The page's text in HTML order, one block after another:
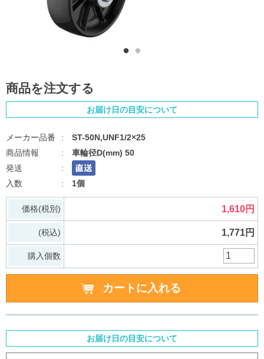
商品を注文する
お届け日の目安について
ST-50N,UNF1/2×25
車輪径D(mm) 50
1個
価格(税別) 1,610円
(税込) 1,771円
購入個数
お届け日の目安について